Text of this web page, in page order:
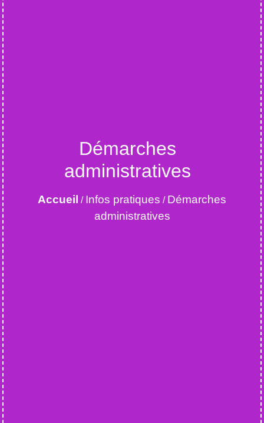
Démarches
administratives
Accueil / Infos pratiques / Démarches
administratives